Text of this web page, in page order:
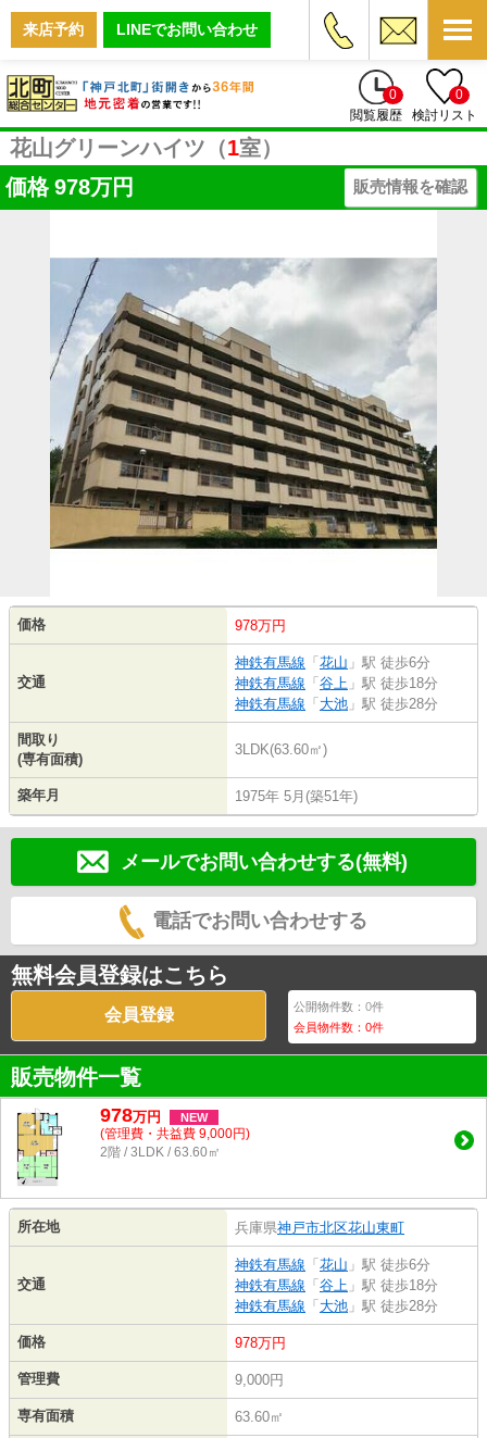
来店予約 LINEでお問い合わせ
0
閲覧履歴
0
検討リスト
花山グリーンハイツ（1室）
価格 978万円 販売情報を確認
価格 978万円
交通
神鉄有馬線 「 花山 」駅 徒歩6分
神鉄有馬線 「 谷上 」駅 徒歩18分
神鉄有馬線 「 大池 」駅 徒歩28分
間取り
(専有面積)
3LDK(63.60㎡)
築年月 1975年 5月(築51年)
メールでお問い合わせする(無料)
電話でお問い合わせする
無料会員登録はこちら
会員登録 公開物件数：0件
会員物件数：0件
販売物件一覧
978万円 NEW
(管理費・共益費 9,000円)
2階 / 3LDK / 63.60㎡
所在地 兵庫県神戸市北区花山東町
交通
神鉄有馬線 「 花山 」駅 徒歩6分
神鉄有馬線 「 谷上 」駅 徒歩18分
神鉄有馬線 「 大池 」駅 徒歩28分
価格 978万円
管理費 9,000円
専有面積 63.60㎡